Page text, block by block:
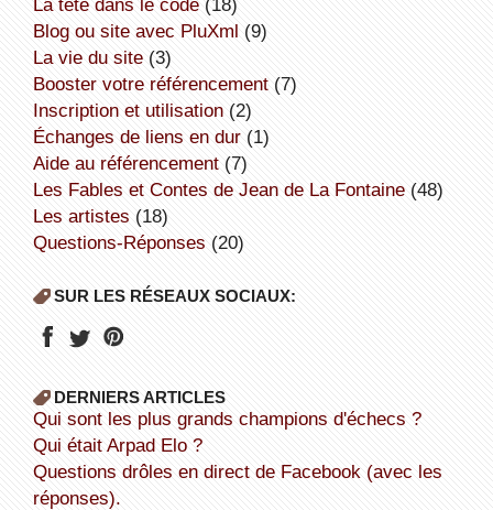
Blog ou site avec PluXml (9)
la vie du site(3)
booster votre référencement(7)
inscription et utilisation(2)
échanges de liens en dur(1)
aide au référencement(7)
Les Fables et Contes de Jean de La Fontaine(48)
Les artistes (18)
Questions-Réponses (20)
SUR LES RÉSEAUX SOCIAUX:
DERNIERS ARTICLES
Qui sont les plus grands champions d'échecs ?
Qui était Arpad Elo ?
Questions drôles en direct de Facebook (avec les
réponses).